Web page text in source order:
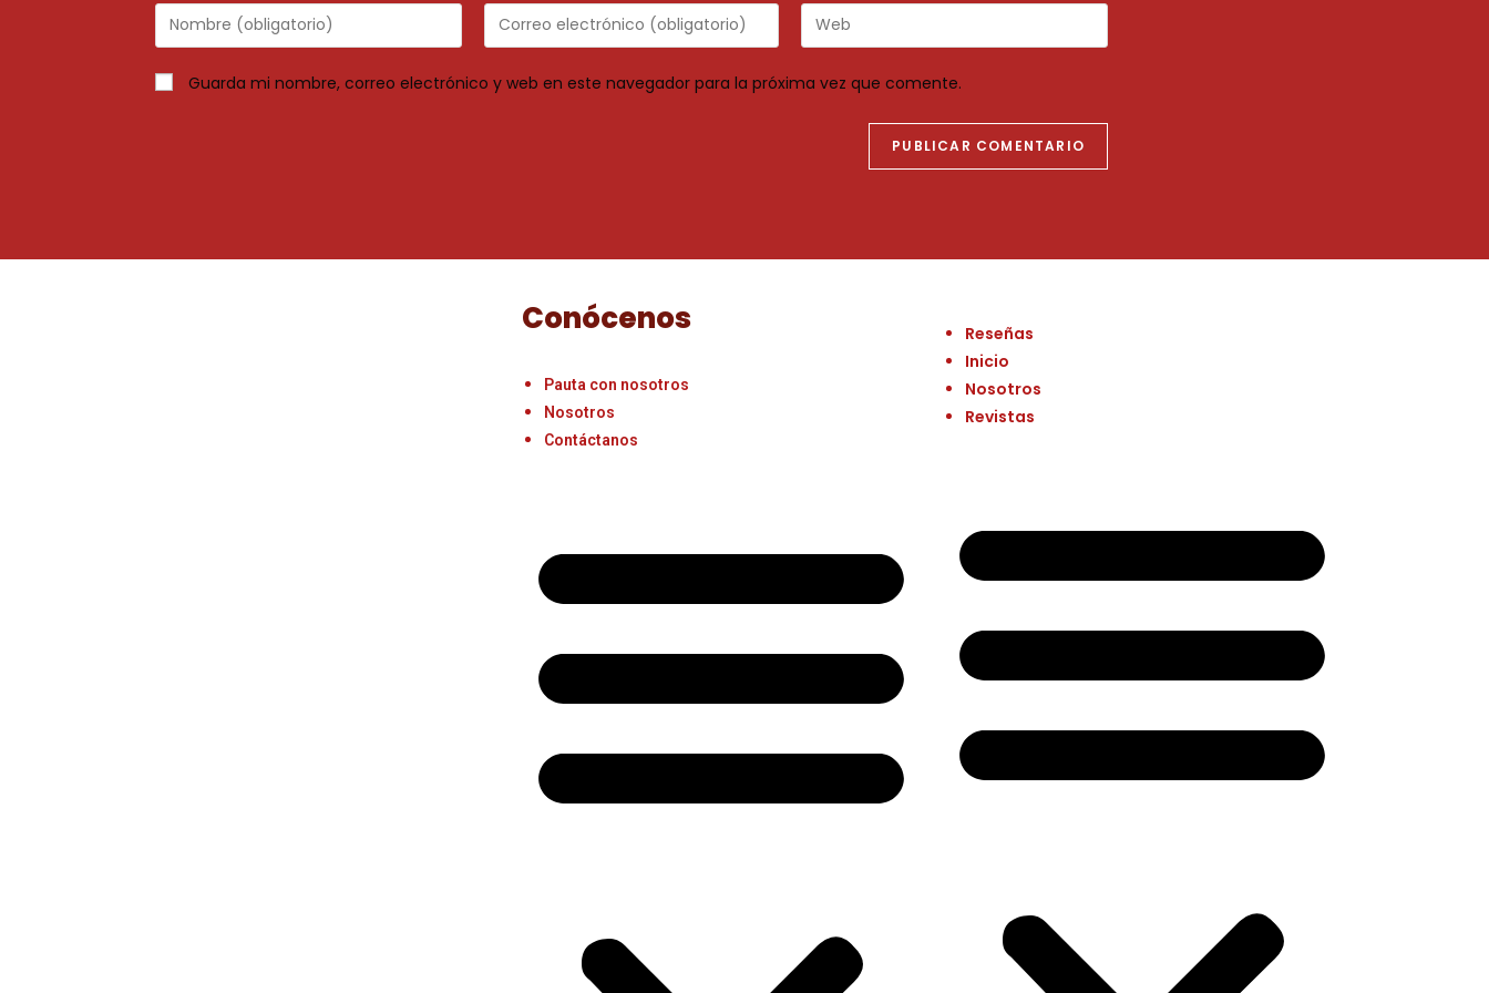
Guarda mi nombre, correo electrónico y web en este navegador para la próxima vez que comente.
Conócenos
Pauta con nosotros
Nosotros
Contáctanos
Reseñas
Inicio
Nosotros
Revistas